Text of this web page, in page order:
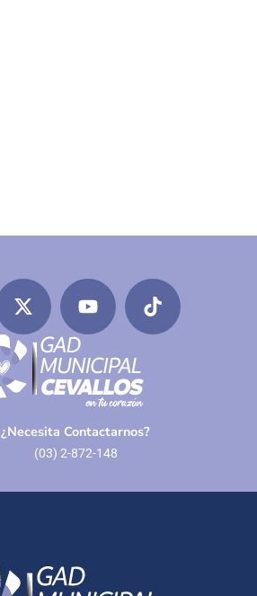
¿Necesita Contactarnos?
(03) 2-872-148